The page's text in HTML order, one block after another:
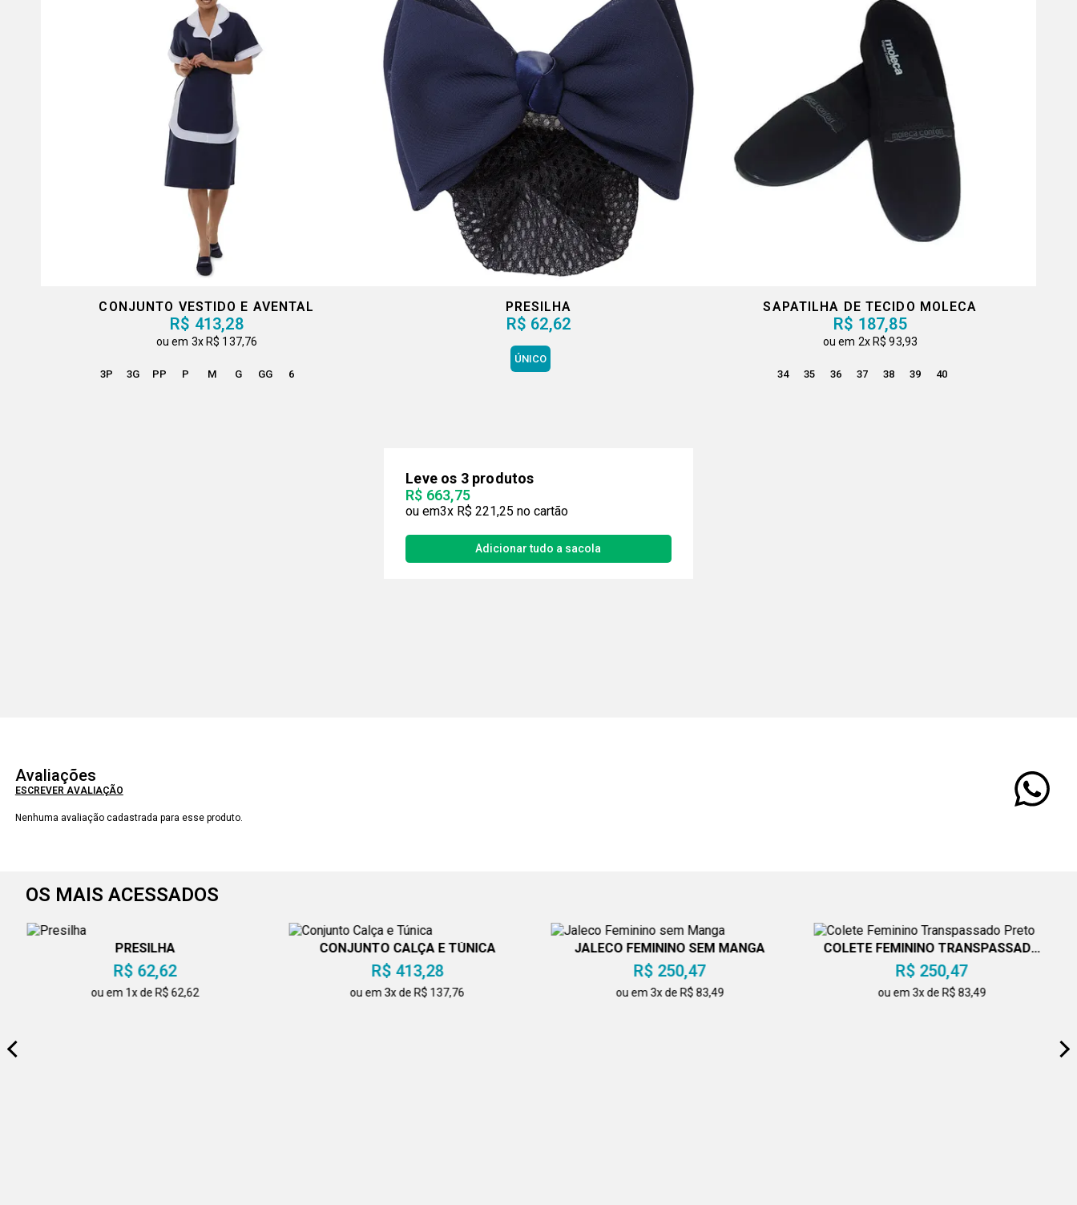
CONJUNTO VESTIDO E AVENTAL
R$ 413,28
3x R$ 137,76
3P 3G PP P M G GG 6
PRESILHA
R$ 62,62
ÚNICO
SAPATILHA DE TECIDO MOLECA
R$ 187,85
2x R$ 93,93
34 35 36 37 38 39 40
Leve os 3 produtos
R$ 663,75
3x R$ 221,25
Avaliações
ESCREVER AVALIAÇÃO
Nenhuma avaliação cadastrada para esse produto.
OS MAIS ACESSADOS
PRESILHA
R$ 62,62
ou em 1x de R$ 62,62
CONJUNTO CALÇA E TÚNICA
R$ 413,28
ou em 3x de R$ 137,76
JALECO FEMININO SEM MANGA
R$ 250,47
ou em 3x de R$ 83,49
COLETE FEMININO TRANSPASSADO
PRETO
R$ 250,47
ou em 3x de R$ 83,49